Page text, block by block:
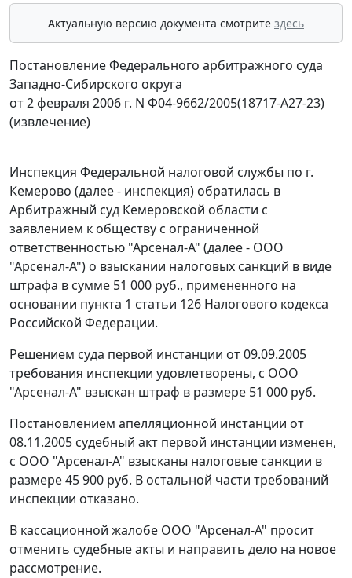
Актуальную версию документа смотрите здесь
Постановление Федерального арбитражного суда
Западно-Сибирского округа
от 2 февраля 2006 г. N Ф04-9662/2005(18717-А27-23)
(извлечение)
Инспекция Федеральной налоговой службы по г.
Кемерово (далее - инспекция) обратилась в
Арбитражный суд Кемеровской области с
заявлением к обществу с ограниченной
ответственностью "Арсенал-А" (далее - ООО
"Арсенал-А") о взыскании налоговых санкций в виде
штрафа в сумме 51 000 руб., примененного на
основании пункта 1 статьи 126 Налогового кодекса
Российской Федерации.
Решением суда первой инстанции от 09.09.2005
требования инспекции удовлетворены, с ООО
"Арсенал-А" взыскан штраф в размере 51 000 руб.
Постановлением апелляционной инстанции от
08.11.2005 судебный акт первой инстанции изменен,
с ООО "Арсенал-А" взысканы налоговые санкции в
размере 45 900 руб. В остальной части требований
инспекции отказано.
В кассационной жалобе ООО "Арсенал-А" просит
отменить судебные акты и направить дело на новое
рассмотрение.